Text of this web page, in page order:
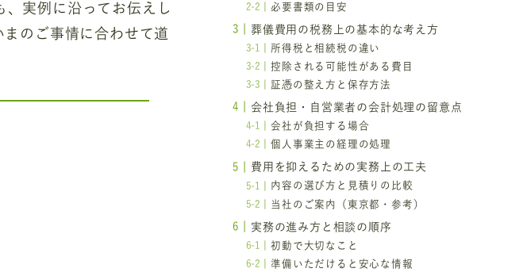
実例に沿ってお伝えし
のご事情に合わせて道
必要書類の目安
葬儀費用の税務上の基本的な考え方
所得税と相続税の違い
控除される可能性がある費目
証憑の整え方と保存方法
会社負担・自営業者の会計処理の留意点
会社が負担する場合
個人事業主の経理の処理
費用を抑えるための実務上の工夫
内容の選び方と見積りの比較
当社のご案内（東京都・参考）
実務の進み方と相談の順序
初動で大切なこと
準備いただけると安心な情報